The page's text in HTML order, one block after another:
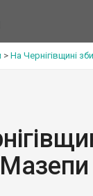
> На Чернігівщині